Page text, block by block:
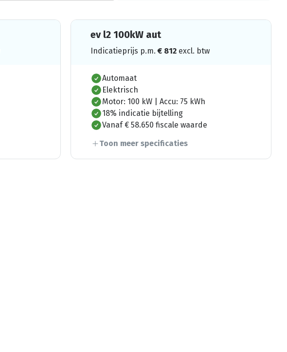
ev l2 100kW aut
Indicatieprijs p.m.€ 812 excl. btw
Automaat
Elektrisch
Motor: 100 kW | Accu: 75 kWh
18% indicatie bijtelling
Vanaf € 58.650 fiscale waarde
Toon meer specificaties